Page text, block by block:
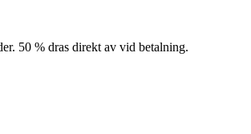
50 % dras direkt av vid betalning.